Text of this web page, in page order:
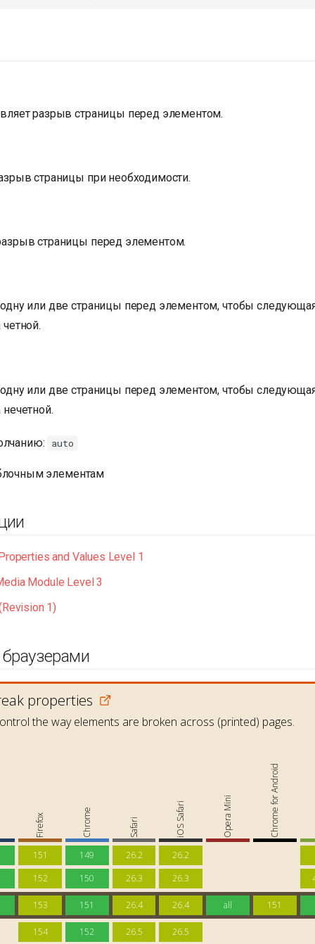
разрыв страницы перед элементом.
страницы при необходимости.
страницы перед элементом.
или две страницы перед элементом, чтобы
или две страницы перед элементом, чтобы
auto
элементам
and Values Level 1
Module Level 3
1)